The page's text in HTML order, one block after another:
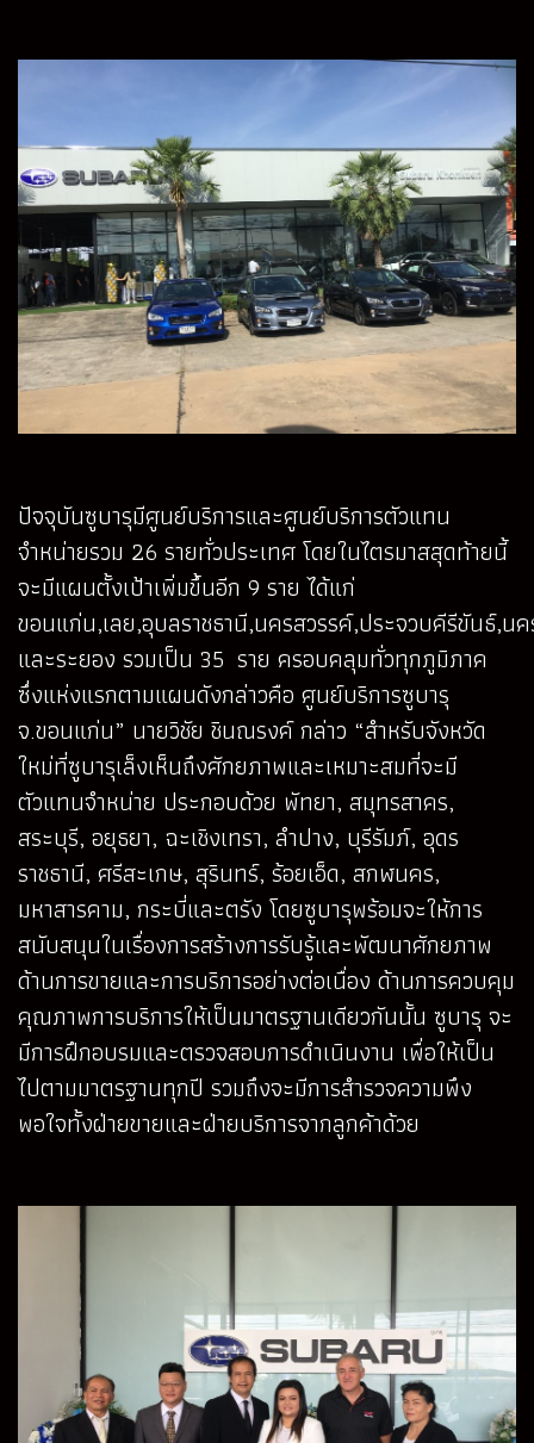
ปัจจุบันซูบารุมีศูนย์บริการและศูนย์บริการตัวแทน
จำหน่ายรวม 26 รายทั่วประเทศ โดยในไตรมาสสุดท้ายนี้
จะมีแผนตั้งเป้าเพิ่มขึ้นอีก 9 ราย ได้แก่
ขอนแก่น,เลย,อุบลราชธานี,นครสวรรค์,ประจวบคีรีขันธ์,นค
และระยอง รวมเป็น 35 ราย ครอบคลุมทั่วทุกภูมิภาค
ซึ่งแห่งแรกตามแผนดังกล่าวคือ ศูนย์บริการซูบารุ
จ.ขอนแก่น” นายวิชัย ชินณรงค์ กล่าว “สำหรับจังหวัด
ใหม่ที่ซูบารุเล็งเห็นถึงศักยภาพและเหมาะสมที่จะมี
ตัวแทนจำหน่าย ประกอบด้วย พัทยา, สมุทรสาคร,
สระบุรี, อยุธยา, ฉะเชิงเทรา, ลำปาง, บุรีรัมภ์, อุดร
ราชธานี, ศรีสะเกษ, สุรินทร์, ร้อยเอ็ด, สกฬนคร,
มหาสารคาม, กระบี่และตรัง โดยซูบารุพร้อมจะให้การ
สนับสนุนในเรื่องการสร้างการรับรู้และพัฒนาศักยภาพ
ด้านการขายและการบริการอย่างต่อเนื่อง ด้านการควบคุม
คุณภาพการบริการให้เป็นมาตรฐานเดียวกันนั้น ซูบารุ จะ
มีการฝึกอบรมและตรวจสอบการดำเนินงาน เพื่อให้เป็น
ไปตามมาตรฐานทุกปี รวมถึงจะมีการสำรวจความพึง
พอใจทั้งฝ่ายขายและฝ่ายบริการจากลูกค้าด้วย